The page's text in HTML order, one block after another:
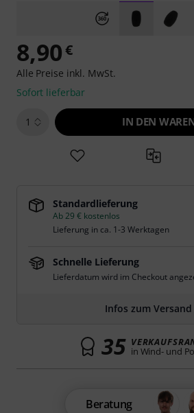
8,90€
Alle Preise inkl. MwSt.
Sofort lieferbar
1 IN DEN
Standardlieferung
Ab 29 € kostenlos
Lieferung in ca. 1-3 Werktagen
Schnelle Lieferung
Lieferdatum wird im Checkout
Infos zum Versand
35 in Wind- und
Beratung